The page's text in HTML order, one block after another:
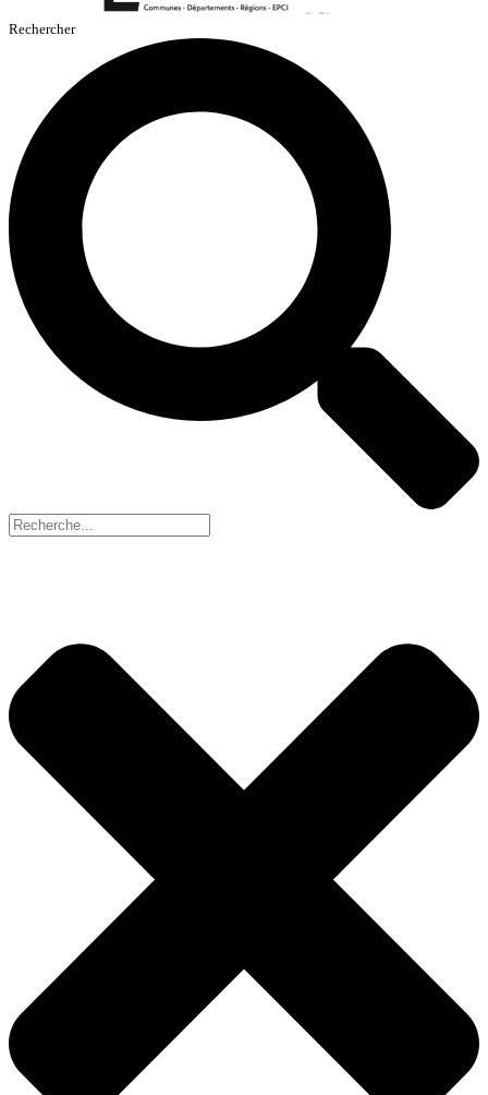
Rechercher